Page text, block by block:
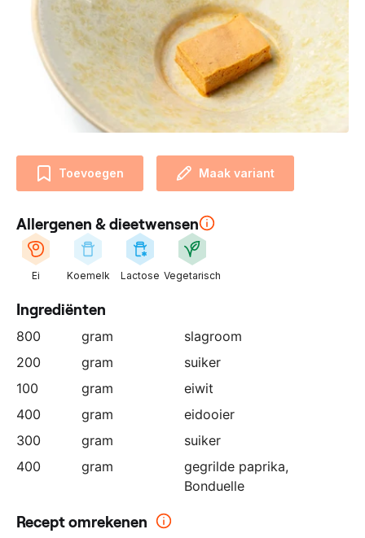
r
n
r
:
Toevoegen Maak variant
Allergenen & dieetwensen
Ei Koemelk Lactose Vegetarisch
Ingrediënten
800 gram
slagroom
200
gram
suiker
100
gram
eiwit
400
gram
eidooier
300
gram
suiker
400
gram
gegrilde paprika,
Bonduelle
Recept omrekenen